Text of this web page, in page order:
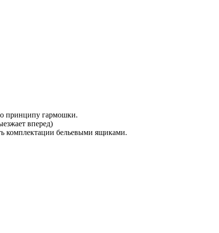
принципу гармошки.
вперед)
комплектации бельевыми ящиками.